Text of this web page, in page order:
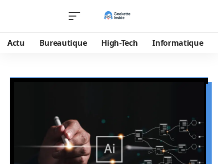
Actu Bureautique High-Tech Informatique